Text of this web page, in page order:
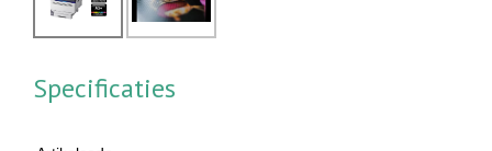
Specificaties